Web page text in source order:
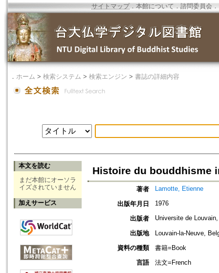
サイトマップ．本館について ． 諮問委員会 ．
． ホーム > 検索システム > 検索エンジン > 書誌の詳細内容
本文を読む
まだ本館にオーソラ
イズされていません
加えサービス
Histoire du bouddhisme
著者 Lamotte, Etienne
出版年月日 1976
出版者 Universite de
出版地
Louvain-la-Neuve,
資料の種類
書籍=Book
言語
法文=French